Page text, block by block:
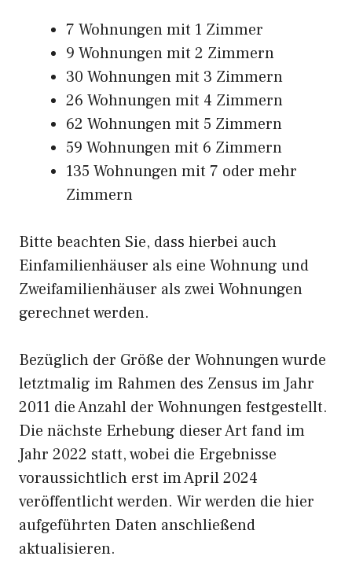
7 Wohnungen mit 1 Zimmer
9 Wohnungen mit 2 Zimmern
30 Wohnungen mit 3 Zimmern
26 Wohnungen mit 4 Zimmern
62 Wohnungen mit 5 Zimmern
59 Wohnungen mit 6 Zimmern
135 Wohnungen mit 7 oder mehr
Zimmern
Bitte beachten Sie, dass hierbei auch
Einfamilienhäuser als eine Wohnung und
Zweifamilienhäuser als zwei Wohnungen
gerechnet werden.
Bezüglich der Größe der Wohnungen wurde
letztmalig im Rahmen des Zensus im Jahr
2011 die Anzahl der Wohnungen festgestellt.
Die nächste Erhebung dieser Art fand im
Jahr 2022 statt, wobei die Ergebnisse
voraussichtlich erst im April 2024
veröffentlicht werden. Wir werden die hier
aufgeführten Daten anschließend
aktualisieren.